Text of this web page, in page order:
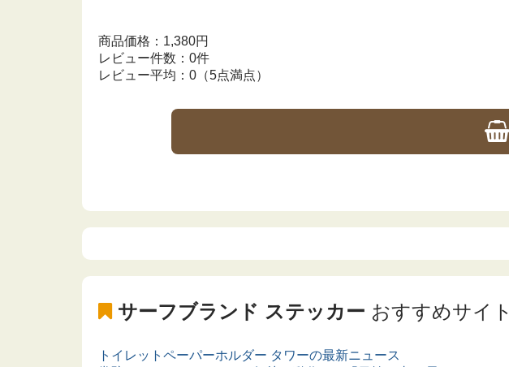
商品価格：1,380円
レビュー件数：0件
レビュー平均：0（5点満点）
サーフブランド ステッカー おすすめサイト
トイレットペーパーホルダー タワーの最新ニュース